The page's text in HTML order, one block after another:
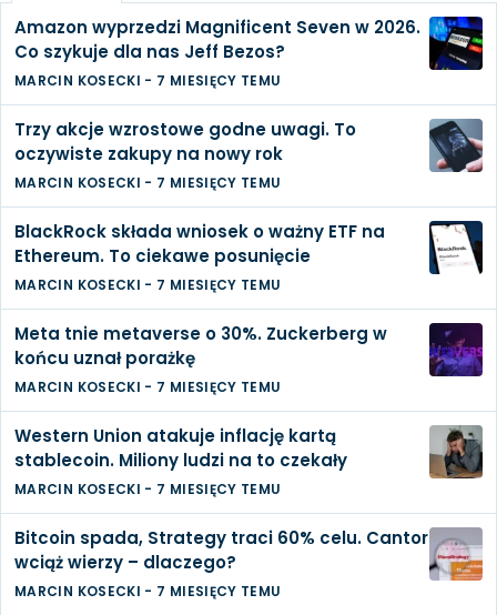
Amazon wyprzedzi Magnificent Seven w 2026.
Co szykuje dla nas Jeff Bezos?
MARCIN KOSECKI - 7 MIESIĘCY TEMU
Trzy akcje wzrostowe godne uwagi. To
oczywiste zakupy na nowy rok
MARCIN KOSECKI - 7 MIESIĘCY TEMU
BlackRock składa wniosek o ważny ETF na
Ethereum. To ciekawe posunięcie
MARCIN KOSECKI - 7 MIESIĘCY TEMU
Meta tnie metaverse o 30%. Zuckerberg w
końcu uznał porażkę
MARCIN KOSECKI - 7 MIESIĘCY TEMU
Western Union atakuje inflację kartą
stablecoin. Miliony ludzi na to czekały
MARCIN KOSECKI - 7 MIESIĘCY TEMU
Bitcoin spada, Strategy traci 60% celu. Cantor
wciąż wierzy – dlaczego?
MARCIN KOSECKI - 7 MIESIĘCY TEMU